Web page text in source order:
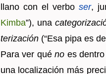
llano con el verbo ser,
Kimba”), una
te­ri­za­ción(“Esa pipa es
Para ver quéno es
una lo­ca­li­za­ción más